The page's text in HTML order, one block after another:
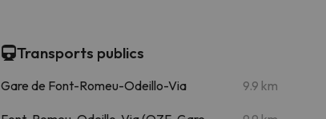
Transports publics
Gare de Font-Romeu-Odeillo-Via 9.9 km